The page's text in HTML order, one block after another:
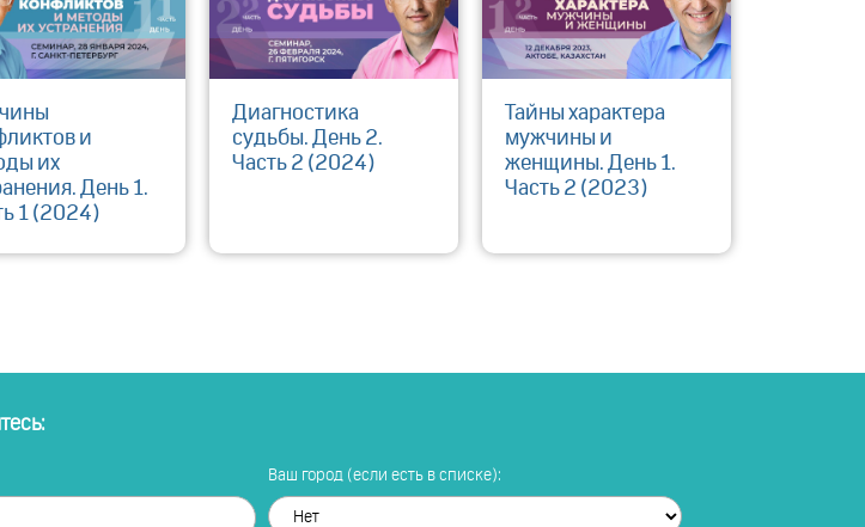
и
их
День 1.
1 (2024)
Диагностика
судьбы. День 2.
Часть 2 (2024)
Тайны характера
мужчины и
женщины. День 1.
Часть 2 (2023)
Ваш город (если есть в списке):